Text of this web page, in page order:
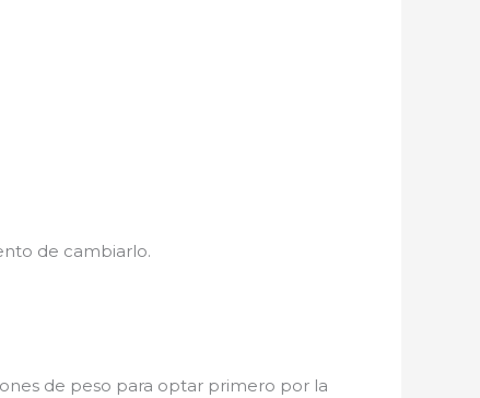
de cambiarlo.
de peso para optar primero por la